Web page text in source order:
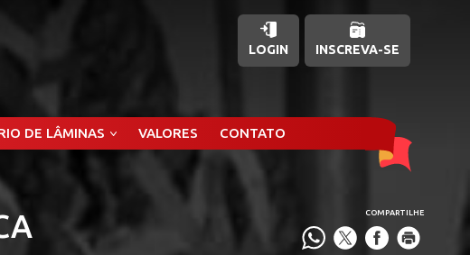
COMPARTILHE
LOGIN INSCREVA-SE
DE LÂMINAS VALORES CONTATO